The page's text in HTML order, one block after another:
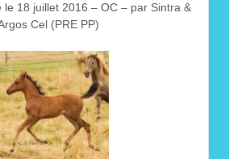
le 18 juillet 2016 – OC – par Sintra &
Cel (PRE PP)